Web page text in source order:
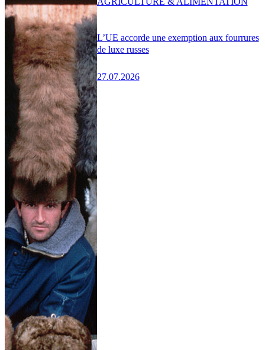
L’UE accorde une exemption aux fourrures
de luxe russes
27.07.2026